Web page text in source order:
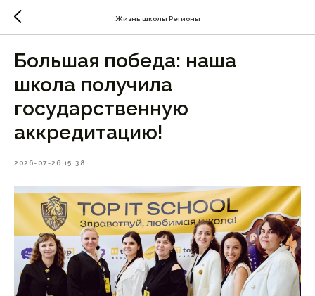
Жизнь школы Регионы
Большая победа: наша
школа получила
государственную
аккредитацию!
2026-07-26 15:38